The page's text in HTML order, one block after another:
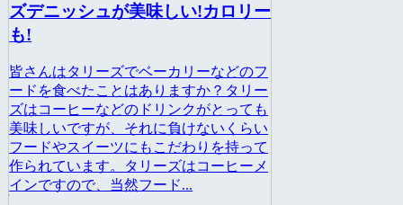
ズデニッシュが美味しい!カロリー
も!
皆さんはタリーズでベーカリーなどのフ
ードを食べたことはありますか？タリー
ズはコーヒーなどのドリンクがとっても
美味しいですが、それに負けないくらい
フードやスイーツにもこだわりを持って
作られています。タリーズはコーヒーメ
インですので、当然フード...